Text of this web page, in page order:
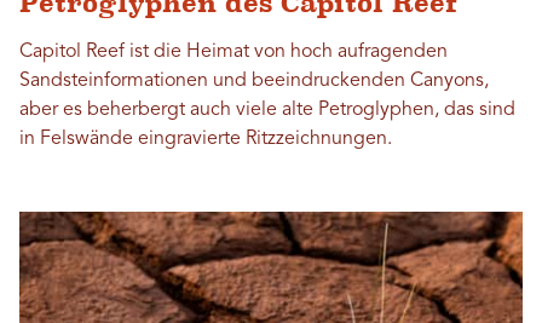
Capitol Reef ist die Heimat von hoch aufragenden
Sandsteinformationen und beeindruckenden Canyons,
aber es beherbergt auch viele alte Petroglyphen, das sind
in Felswände eingravierte Ritzzeichnungen.